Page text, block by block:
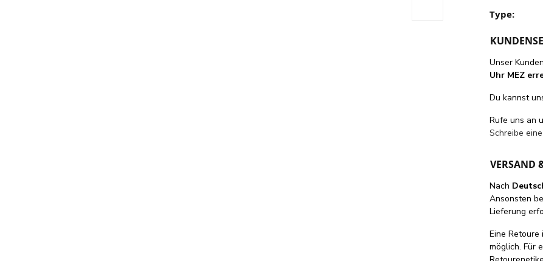
Type:
Unser
Uhr MEZ
Du kannst
Rufe uns an
Schreibe
VERSAND
Nach
Ansonsten
Lieferung
Eine
möglich. Für